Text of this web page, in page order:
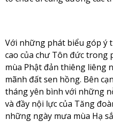
Với những phát biểu góp ý
cao của chư Tôn đức trong
mùa Phật đản thiêng liêng
mãnh đất sen hồng. Bên
tháng yên bình với những
và đầy nội lực của Tăng
những ngày mưa mùa Hạ